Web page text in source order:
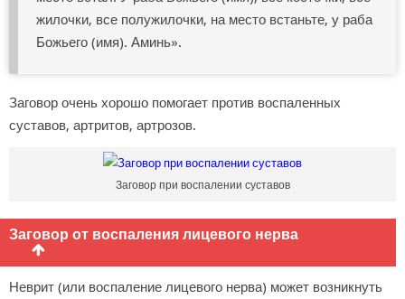
жилочки, все полужилочки, на место встаньте, у раба
Божьего (имя). Аминь».
Заговор очень хорошо помогает против воспаленных
суставов, артритов, артрозов.
Заговор при воспалении суставов
Заговор от воспаления лицевого нерва
Неврит (или воспаление лицевого нерва) может возникнуть